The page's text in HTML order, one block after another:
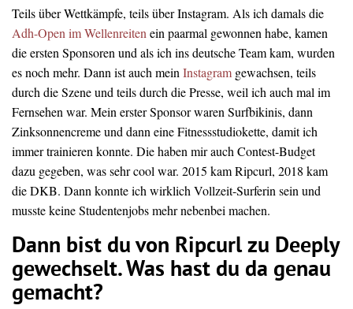
Teils über Wettkämpfe, teils über Instagram. Als ich damals die
Adh-Open im Wellenreiten ein paarmal gewonnen habe, kamen
die ersten Sponsoren und als ich ins deutsche Team kam, wurden
es noch mehr. Dann ist auch mein Instagram gewachsen, teils
durch die Szene und teils durch die Presse, weil ich auch mal im
Fernsehen war. Mein erster Sponsor waren Surfbikinis, dann
Zinksonnencreme und dann eine Fitnessstudiokette, damit ich
immer trainieren konnte. Die haben mir auch Contest-Budget
dazu gegeben, was sehr cool war. 2015 kam Ripcurl, 2018 kam
die DKB. Dann konnte ich wirklich Vollzeit-Surferin sein und
musste keine Studentenjobs mehr nebenbei machen.
Dann bist du von Ripcurl zu Deeply
gewechselt. Was hast du da genau
gemacht?